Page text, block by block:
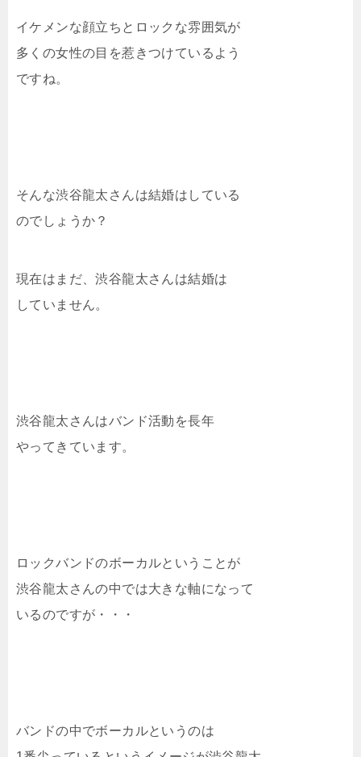
イケメンな顔立ちとロックな雰囲気が
多くの女性の目を惹きつけているよう
ですね。
そんな渋谷龍太さんは結婚はしている
のでしょうか？
現在はまだ、渋谷龍太さんは結婚は
していません。
渋谷龍太さんはバンド活動を長年
やってきています。
ロックバンドのボーカルということが
渋谷龍太さんの中では大きな軸になって
いるのですが・・・
バンドの中でボーカルというのは